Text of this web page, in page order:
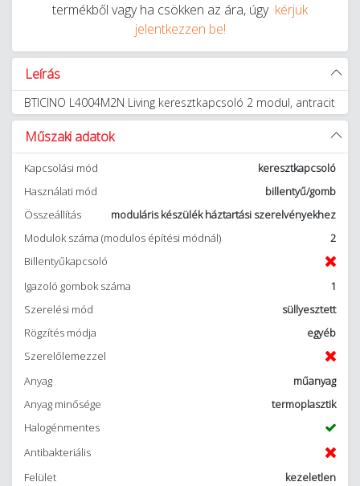
termékből vagy ha csökken az ára, úgy kérjük
jelentkezzen be!
Leírás
BTICINO L4004M2N Living keresztkapcsoló 2 modul, antracit
Műszaki adatok
Kapcsolási mód
keresztkapcsoló
Használati mód
billentyű/gomb
Összeállítás
moduláris készülék háztartási szerelvényekhez
Modulok száma (modulos építési módnál)
2
Billentyűkapcsoló
Igazoló gombok száma
1
Szerelési mód
süllyesztett
Rögzítés módja
egyéb
Szerelőlemezzel
Anyag
műanyag
Anyag minősége
termoplasztik
Halogénmentes
Antibakteriális
Felület
kezeletlen